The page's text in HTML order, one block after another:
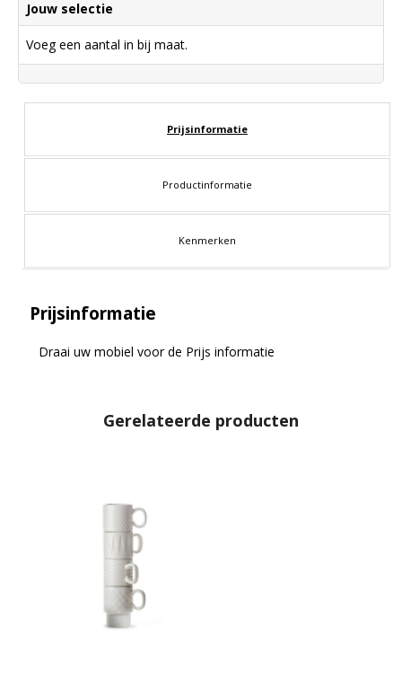
Jouw selectie
Voeg een aantal in bij maat.
Prijsinformatie
Productinformatie
Kenmerken
Prijsinformatie
Draai uw mobiel voor de Prijs informatie
Gerelateerde producten